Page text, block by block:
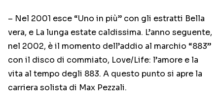
– Nel 2001 esce “Uno in più” con gli estratti Bella
vera, e La lunga estate caldissima. L’anno seguente,
nel 2002, è il momento dell’addio al marchio “883”
con il disco di commiato, Love/Life: l’amore e la
vita al tempo degli 883. A questo punto si apre la
carriera solista di Max Pezzali.